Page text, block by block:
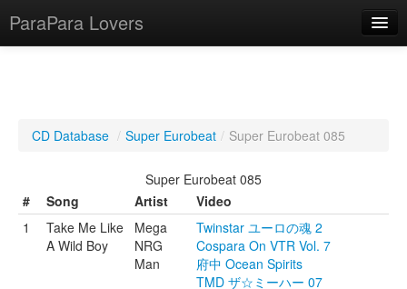
ParaPara Lovers
TechPara Video Database
CD Database
CD Database / Super Eurobeat / Super Eurobeat 085
Super Eurobeat 085
#
Song Artist
Video
1
Take Me Like
A Wild Boy
Mega
NRG
Man
Twinstar ユーロの魂 2
Cospara On VTR Vol. 7
府中 Ocean Spirits
TMD ザ☆ミーハー 07